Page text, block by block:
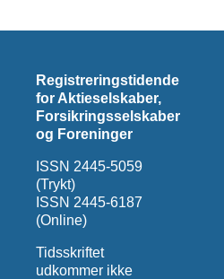
Registreringstidende
for Aktieselskaber,
Forsikringsselskaber
og Foreninger
ISSN 2445-5059
(Trykt)
ISSN 2445-6187
(Online)
Tidsskriftet
udkommer ikke